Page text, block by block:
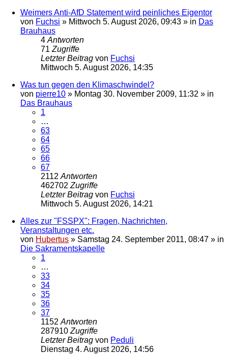
Weimers Anti-AfD Statement wird peinliches Eigentor
von Fuchsi » Mittwoch 5. August 2026, 09:43 » in Das
Brauhaus
4 Antworten
71 Zugriffe
Letzter Beitrag von Fuchsi
Mittwoch 5. August 2026, 14:35
Was tun gegen den Klimaschwindel?
von pierre10 » Montag 30. November 2009, 11:32 » in
Das Brauhaus
1
…
63
64
65
66
67
2112 Antworten
462702 Zugriffe
Letzter Beitrag von Fuchsi
Mittwoch 5. August 2026, 14:21
Alles zur "FSSPX": Fragen, Nachrichten,
Veranstaltungen etc.
von Hubertus » Samstag 24. September 2011, 08:47 » in
Die Sakramentskapelle
1
…
33
34
35
36
37
1152 Antworten
287910 Zugriffe
Letzter Beitrag von Peduli
Dienstag 4. August 2026, 14:56